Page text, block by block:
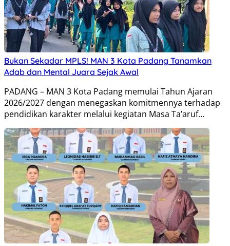
Bukan Sekadar MPLS! MAN 3 Kota Padang Tanamkan
Adab dan Mental Juara Sejak Awal
PADANG – MAN 3 Kota Padang memulai Tahun Ajaran
2026/2027 dengan menegaskan komitmennya terhadap
pendidikan karakter melalui kegiatan Masa Ta’aruf…